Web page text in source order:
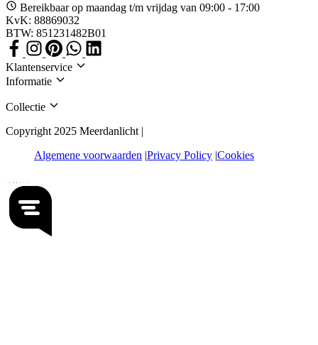
Bereikbaar op maandag t/m vrijdag van 09:00 - 17:00
KvK: 88869032
BTW: 851231482B01
Klantenservice
Informatie
Collectie
Copyright 2025 Meerdanlicht |
Algemene voorwaarden Privacy Policy Cookies